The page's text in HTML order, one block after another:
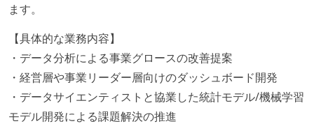
ます。
【具体的な業務内容】
・データ分析による事業グロースの改善提案
・経営層や事業リーダー層向けのダッシュボード開発
・データサイエンティストと協業した統計モデル/機械学習
モデル開発による課題解決の推進